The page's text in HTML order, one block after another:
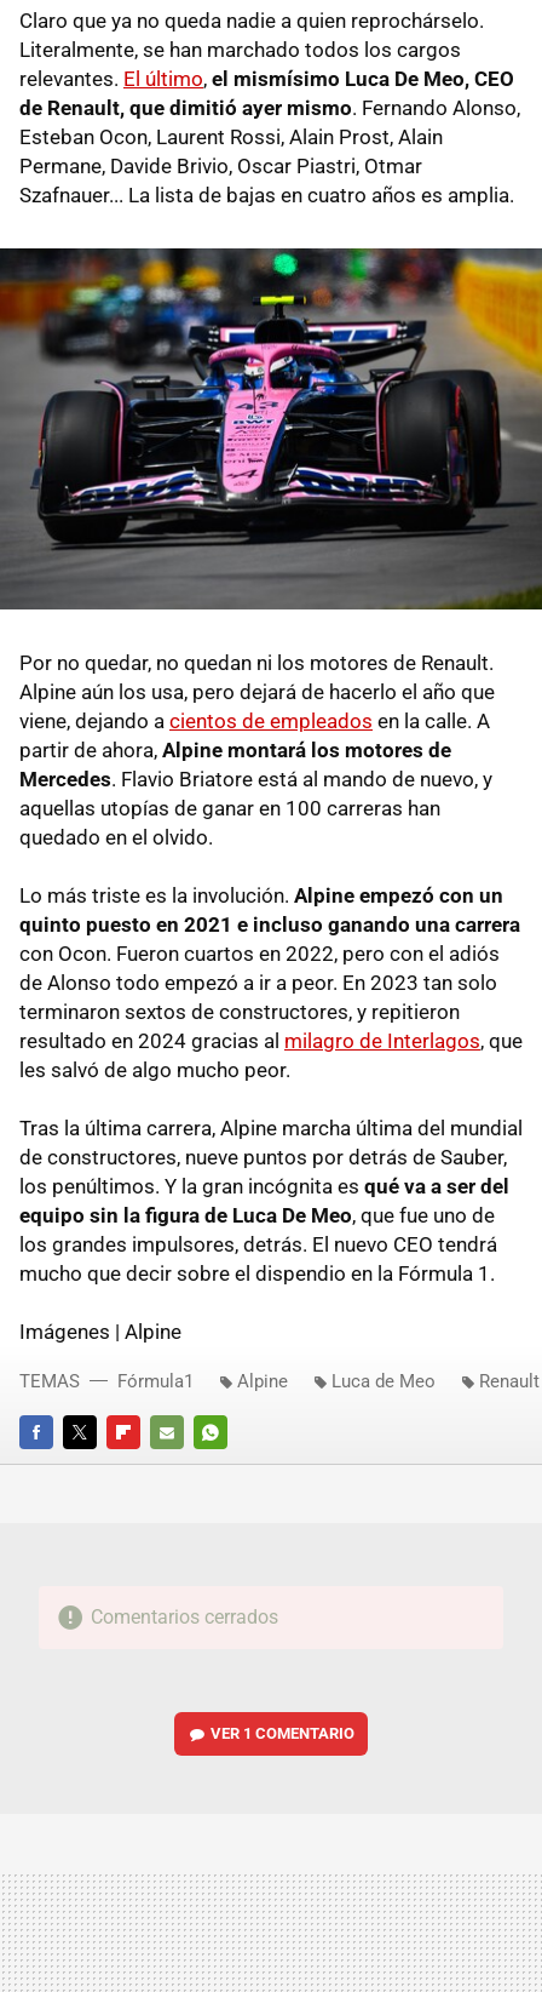
Claro que ya no queda nadie a quien reprochárselo.
Literalmente, se han marchado todos los cargos
relevantes. El último, el mismísimo Luca De Meo, CEO
de Renault, que dimitió ayer mismo. Fernando Alonso,
Esteban Ocon, Laurent Rossi, Alain Prost, Alain
Permane, Davide Brivio, Oscar Piastri, Otmar
Szafnauer... La lista de bajas en cuatro años es amplia.
Por no quedar, no quedan ni los motores de Renault.
Alpine aún los usa, pero dejará de hacerlo el año que
viene, dejando a cientos de empleados en la calle. A
partir de ahora, Alpine montará los motores de
Mercedes. Flavio Briatore está al mando de nuevo, y
aquellas utopías de ganar en 100 carreras han
quedado en el olvido.
Lo más triste es la involución. Alpine empezó con un
quinto puesto en 2021 e incluso ganando una carrera
con Ocon. Fueron cuartos en 2022, pero con el adiós
de Alonso todo empezó a ir a peor. En 2023 tan solo
terminaron sextos de constructores, y repitieron
resultado en 2024 gracias al milagro de Interlagos, que
les salvó de algo mucho peor.
Tras la última carrera, Alpine marcha última del mundial
de constructores, nueve puntos por detrás de Sauber,
los penúltimos. Y la gran incógnita es qué va a ser del
equipo sin la figura de Luca De Meo, que fue uno de
los grandes impulsores, detrás. El nuevo CEO tendrá
mucho que decir sobre el dispendio en la Fórmula 1.
Imágenes | Alpine
FACEBOOKTWITTERFLIPBOARD
E-
WHATSAPP
TEMAS Fórmula1 Alpine Luca de Meo Renault
Comentarios cerrados
VER 1 COMENTARIO